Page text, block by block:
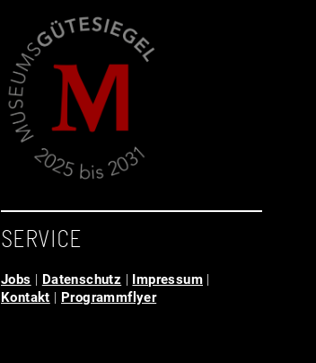
SERVICE
Jobs | Datenschutz | Impressum |
Kontakt | Programmflyer